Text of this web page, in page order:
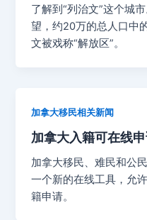
了解到“列治文”这个城
望，约20万的总人口中
文被戏称“解放区”。
加拿大移民相关新闻
加拿大入籍可在线
加拿大移民、难民和公
一个新的在线工具，允
籍申请。